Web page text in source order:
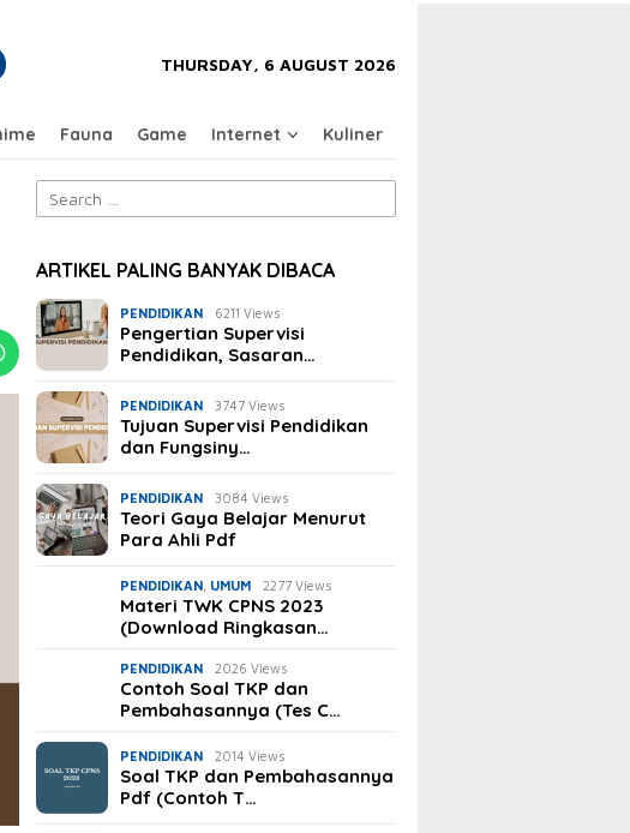
THURSDAY, 6 AUGUST 2026
Fauna Game Internet Kuliner
Search
for:
ARTIKEL PALING BANYAK DIBACA
PENDIDIKAN 6211 Views
Pengertian Supervisi
Pendidikan, Sasaran…
PENDIDIKAN 3747 Views
Tujuan Supervisi Pendidikan
dan Fungsiny…
PENDIDIKAN 3084 Views
Teori Gaya Belajar Menurut
Para Ahli Pdf
PENDIDIKAN, UMUM 2277 Views
Materi TWK CPNS 2023
(Download Ringkasan…
PENDIDIKAN 2026 Views
Contoh Soal TKP dan
Pembahasannya (Tes C…
PENDIDIKAN 2014 Views
Soal TKP dan Pembahasannya
Pdf (Contoh T…